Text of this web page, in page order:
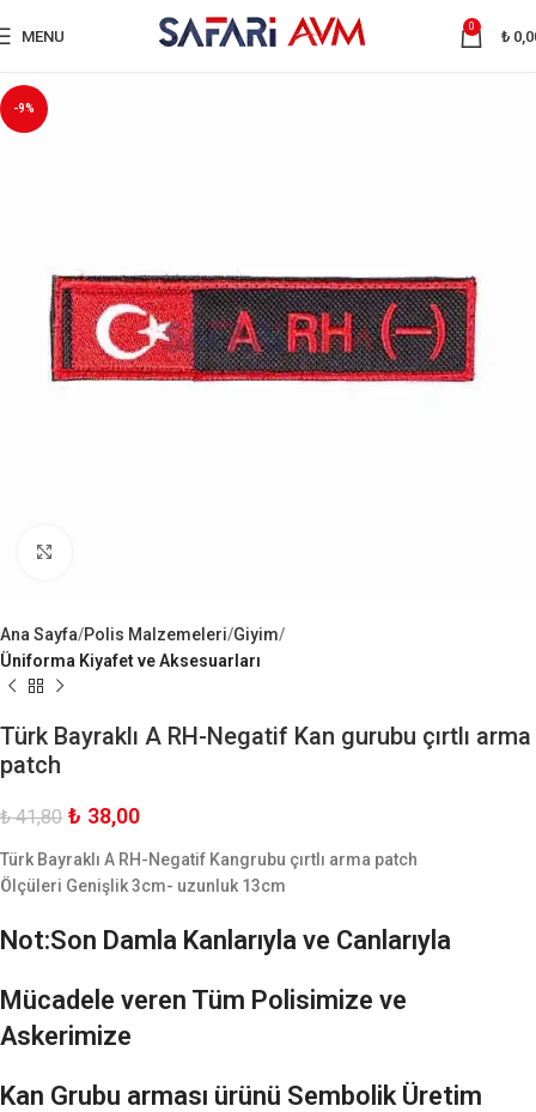
MENU
0
₺
-9%
Ana Sayfa Polis Malzemeleri Giyim
Üniforma Kiyafet ve Aksesuarları
Türk Bayraklı A RH-Negatif Kan gurubu çırtlı arma
patch
₺41,80 ₺ 38,00
Türk Bayraklı A RH-Negatif Kangrubu çırtlı arma patch
Ölçüleri Genişlik 3cm- uzunluk 13cm
Not:Son Damla Kanlarıyla ve Canlarıyla
Mücadele veren Tüm Polisimize ve
Askerimize
Kan Grubu arması ürünü Sembolik Üretim